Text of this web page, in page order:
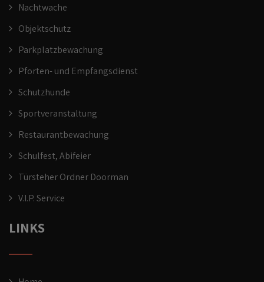
Nachtwache
Objektschutz
Parkplatzbewachung
Pforten- und Empfangsdienst
Schutzhunde
Sportveranstaltung
Restaurantbewachung
Schulfest, Abifeier
Türsteher Ordner Doorman
V.I.P. Service
LINKS